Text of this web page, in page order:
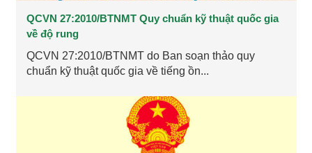
QCVN 27:2010/BTNMT Quy chuẩn kỹ thuật quốc gia
về độ rung
QCVN 27:2010/BTNMT do Ban soạn thảo quy
chuẩn kỹ thuật quốc gia về tiếng ồn...